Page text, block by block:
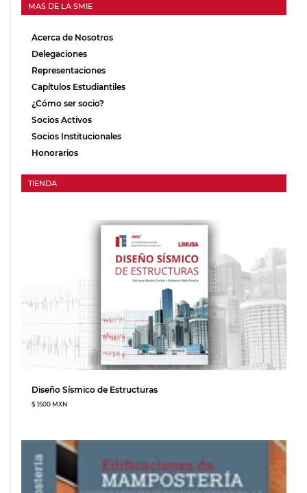
MAS DE LA SMIE
Acerca de Nosotros
Delegaciones
Representaciones
Capítulos Estudiantiles
¿Cómo ser socio?
Socios Activos
Socios Institucionales
Honorarios
TIENDA
Diseño Sísmico de Estructuras
$ 1500 MXN